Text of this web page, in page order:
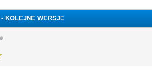
KOLEJNE WERSJE